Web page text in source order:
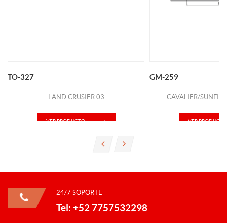
TO-327
LAND CRUSIER 03
VER PRODUCTO
GM-259
CAVALIER/
VER PRODUCTO
24/7 SOPORTE
Tel: +52 7757532298